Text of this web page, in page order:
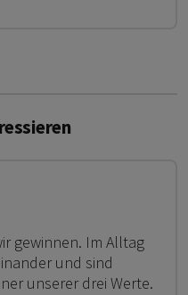
gewinnen. Im Alltag
und sind
unserer drei Werte.